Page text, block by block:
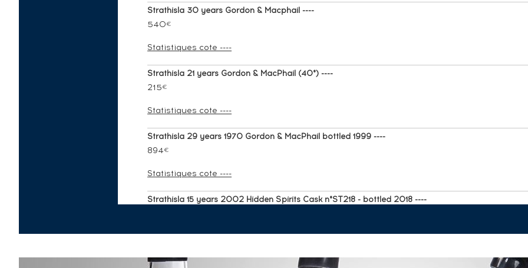
Strathisla 30 years Gordon & Macphail ----
540€
Statistiques cote ----
Strathisla 21 years Gordon & MacPhail (40°) ----
215€
Statistiques cote ----
Strathisla 29 years 1970 Gordon & MacPhail bottled 1999 ----
894€
Statistiques cote ----
Strathisla 15 years 2002 Hidden Spirits Cask n°ST218 - bottled 2018 ----
Statistiques cote ----
Strathisla 25 years 1997 LMDW Artist n°12 Refill Hogshead Cask n°78844 - One of 269 - bottled